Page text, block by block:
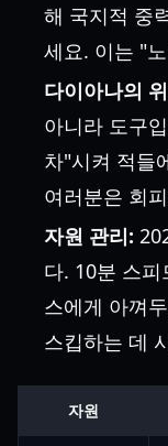
해 국지적 중
세요. 이는 "
다이아나의
아니라 도구
차"시켜 적들
여러분은 회
자원 관리:
다. 10분 스
스에게 아껴
스킵하는 데
자원